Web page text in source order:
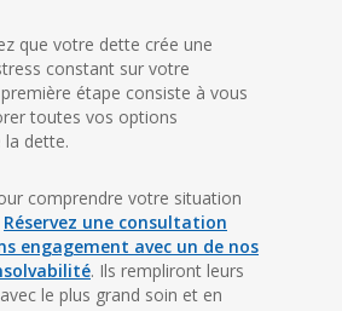
que votre dette crée une
constant sur votre
étape consiste à vous
toutes vos options
la dette.
comprendre votre situation
Réservez une consultation
engagement avec un de nos
. Ils rempliront leurs
le plus grand soin et en